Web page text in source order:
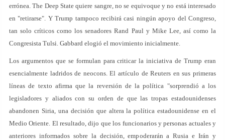
errónea. The Deep State quiere sangre, no se equivoque y no está interesado
en "retirarse". Y Trump tampoco recibirá casi ningún apoyo del Congreso,
tan solo críticos como los senadores Rand Paul y Mike Lee, así como la
Congresista Tulsi. Gabbard elogió el movimiento inicialmente.
Los argumentos que se formulan para criticar la iniciativa de Trump eran
esencialmente ladridos de neocons. El artículo de Reuters en sus primeras
líneas de texto afirma que la reversión de la política "sorprendió a los
legisladores y aliados con su orden de que las tropas estadounidenses
abandonen Siria, una decisión que altera la política estadounidense en el
Medio Oriente. El resultado, dijo que los funcionarios y personas actuales y
anteriores informados sobre la decisión, empoderarán a Rusia e Irán y